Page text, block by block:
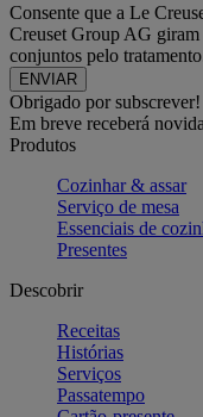
Consente que a Le
Creuset Group AG giram
conjuntos pelo
Obrigado por subscrever!
Em breve receberá
Produtos
Cozinhar & assar
Serviço de mesa
Essenciais de
Presentes
Descobrir
Receitas
Histórias
Serviços
Passatempo